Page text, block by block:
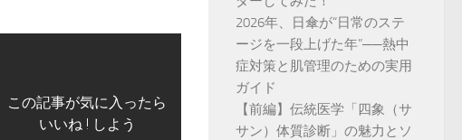
この記事が気に入ったら
いいね ! しよう
2026年、日傘が“日常のステ
ージを一段上げた年”──熱中
症対策と肌管理のための実用
ガイド
【前編】伝統医学「四象（サ
サン）体質診断」の魅力とソ